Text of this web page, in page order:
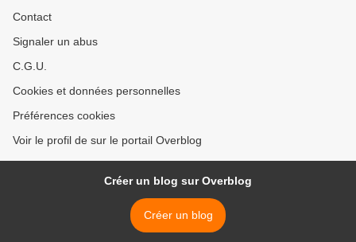
Contact
Signaler un abus
C.G.U.
Cookies et données personnelles
Préférences cookies
Voir le profil de sur le portail Overblog
Créer un blog sur Overblog
Créer un blog